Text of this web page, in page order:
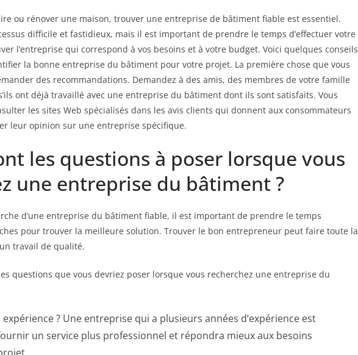
ou rénover une maison, trouver une entreprise de bâtiment fiable est essentiel.
difficile et fastidieux, mais il est important de prendre le temps d’effectuer votre
l’entreprise qui correspond à vos besoins et à votre budget. Voici quelques conseils
la bonne entreprise du bâtiment pour votre projet. La première chose que vous
des recommandations. Demandez à des amis, des membres de votre famille
ont déjà travaillé avec une entreprise du bâtiment dont ils sont satisfaits. Vous
les sites Web spécialisés dans les avis clients qui donnent aux consommateurs
leur opinion sur une entreprise spécifique.
les questions à poser lorsque vous
une entreprise du bâtiment ?
d’une entreprise du bâtiment fiable, il est important de prendre le temps
pour trouver la meilleure solution. Trouver le bon entrepreneur peut faire toute la
travail de qualité.
questions que vous devriez poser lorsque vous recherchez une entreprise du
? Une entreprise qui a plusieurs années d’expérience est
un service plus professionnel et répondra mieux aux besoins